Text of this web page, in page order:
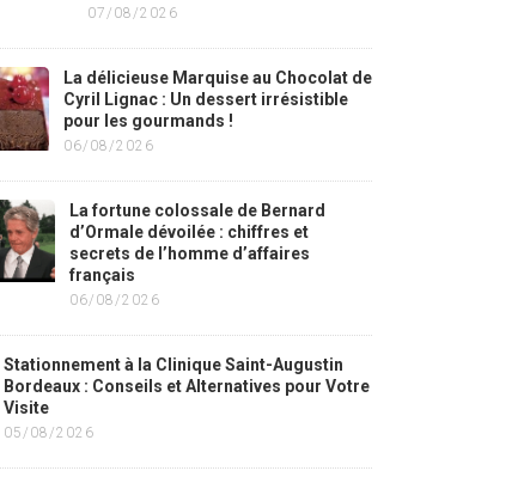
07/08/2026
La délicieuse Marquise au Chocolat de
Cyril Lignac : Un dessert irrésistible
pour les gourmands !
06/08/2026
La fortune colossale de Bernard
d’Ormale dévoilée : chiffres et
secrets de l’homme d’affaires
français
06/08/2026
Stationnement à la Clinique Saint-Augustin
Bordeaux : Conseils et Alternatives pour Votre
Visite
05/08/2026